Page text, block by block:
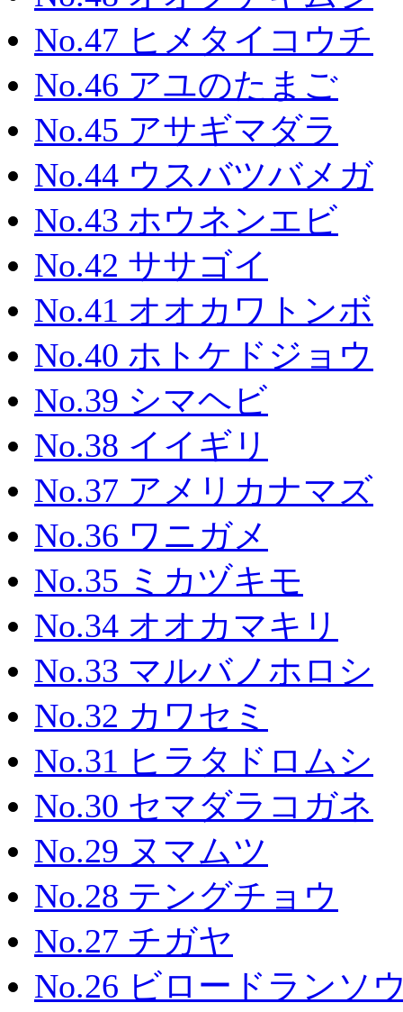
No.47 ヒメタイコウチ
No.46 アユのたまご
No.45 アサギマダラ
No.44 ウスバツバメガ
No.43 ホウネンエビ
No.42 ササゴイ
No.41 オオカワトンボ
No.40 ホトケドジョウ
No.39 シマヘビ
No.38 イイギリ
No.37 アメリカナマズ
No.36 ワニガメ
No.35 ミカヅキモ
No.34 オオカマキリ
No.33 マルバノホロシ
No.32 カワセミ
No.31 ヒラタドロムシ
No.30 セマダラコガネ
No.29 ヌマムツ
No.28 テングチョウ
No.27 チガヤ
No.26 ビロードランソ